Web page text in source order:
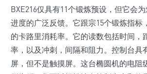
BXE216仅具有11个锻炼预设，但它会
进度的广泛反馈。它跟宗15个锻炼指标
的卡路里消耗率。它的读数包括时间，
率，以及冲刺，间隔和阻力。控制台具
屏，但不是触摸屏。这台椭圆机的电阻